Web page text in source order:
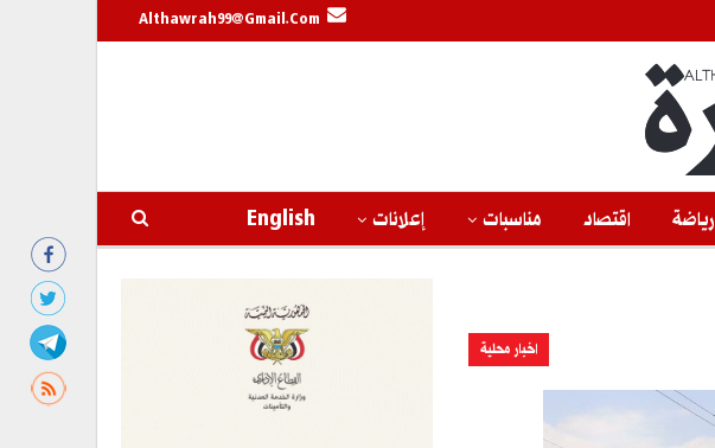
Althawrah99@gmail.com
رياضة اقتصاد مناسبات إعلانات English
اخبار محلية